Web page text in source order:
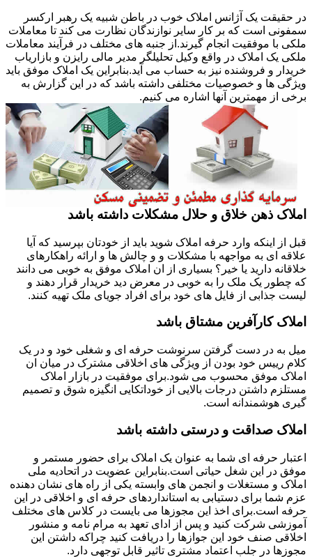
در حقیقت یک آژانس املاک خوب در باطن شبیه یک رهبر ارکسر
سمفونی است که بر کار سایر نوازندگان نظارت می کند تا معاملات
ملکی با موفقیت انجام گیرند.از جنبه های مختلف در فرآیند معاملات
ملکی یک املاک در واقع وکیل تحلیلگر مدیر مالی رایزن و بازاریاب
خریدار و فروشنده نیز به حساب می آید.بنابراین یک املاک موفق باید
ویژگی ها و خصوصیات مختلفی داشته باشد که در این گزارش به
برخی از مهمترین آنها اشاره می کنیم.
املاک ذهن خلاق و حلال مشکلات داشته باشد
قبل از اینکه وارد حرفه املاک شوید باید از خودتان بپرسید که آیا
علاقه ای به مواجهه با مشکلات و و چالش ها و ارائه راهکارهای
خلاقانه دارید یا خیر؟ بسیاری از ان املاک موفق به خوبی می دانند
که چطور یک ملک را به خوبی در معرض دید خریدار قرار دهند و
لیست جذابی از فایل های خود برای افراد جویای ملک تهیه کنند.
املاک کارآفرین مشتاق باشد
میل به در دست گرفتن سرنوشت حرفه ای و شغلی خود و در یک
کلام رییس خود بودن از ویژگی های اخلاقی مشترک در میان ان
املاک موفق محسوب می شود.برای موفقیت در بازار املاک
مستلزم داشتن درجات بالایی از خوداتکایی انگیزه شوق و تصمیم
گیری هوشمندانه است.
املاک صداقت و درستی داشته باشد
اعتبار حرفه ای شما به عنوان یک املاک برای حضور مستمر و
موفق در این شغل حیاتی است.بنابراین عضویت در اتحادیه ملی
املاک و مستغلات و انجمن های وابسته یکی از راه های نشان دهنده
عزم شما برای دستیابی به استانداردهای حرفه ای و اخلاقی در این
حرفه است.برای اخذ این مجوزها می بایست در کلاس های مختلف
آموزشی شرکت کنید و پس از ادای تعهد به مرام نامه و منشور
اخلاقی صنف خود این جوازها را دریافت کنید چراکه داشتن این
مجوزها در جلب اعتماد مشتری تاثیر قابل توجهی دارد.